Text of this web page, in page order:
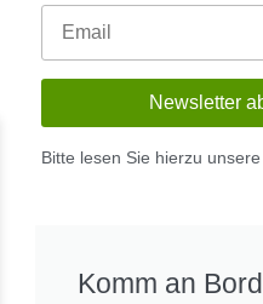
Bitte lesen Sie hierzu unsere
Komm an Bord